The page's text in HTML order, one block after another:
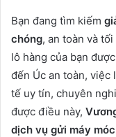
Bạn đang tìm kiếm
chóng, an toàn và
lô hàng của bạn
đến Úc an toàn, việc
tế uy tín, chuyên
được điều này,
dịch vụ gửi máy